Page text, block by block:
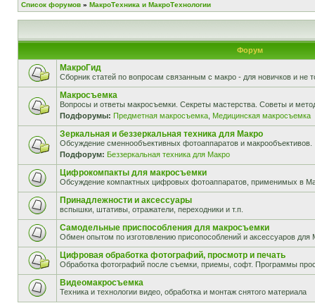
Список форумов » МакроТехника и МакроТехнологии
Форум
МакроГид
Сборник статей по вопросам связанным с макро - для новичков и не
Макросъемка
Вопросы и ответы макросъемки. Секреты мастерства. Советы и
Подфорумы: Предметная макросъемка Медицинская макросъемка
Зеркальная и беззеркальная техника для Макро
Обсуждение сменнообъективных фотоаппаратов и макрообъективов.
Подфорум: Беззеркальная техника для Макро
Цифрокомпакты для макросъемки
Обсуждение компактных цифровых фотоаппаратов, применимых в
Принадлежности и аксессуары
вспышки, штативы, отражатели, переходники и т.п.
Самодельные приспособления для макросъемки
Обмен опытом по изготовлению присопособлений и аксессуаров для
Цифровая обработка фотографий, просмотр и печать
Обработка фотографий после съемки, приемы, софт. Программы
Видеомакросъемка
Техника и технологии видео, обработка и монтаж снятого материала